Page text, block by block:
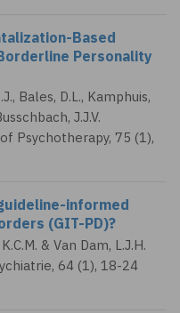
Based
Personality
Bales, D.L., Kamphuis,
J.J.V.
Psychotherapy, 75 (1),
informed
(GIT-PD)?
& Van Dam, L.J.H.
64 (1), 18-24